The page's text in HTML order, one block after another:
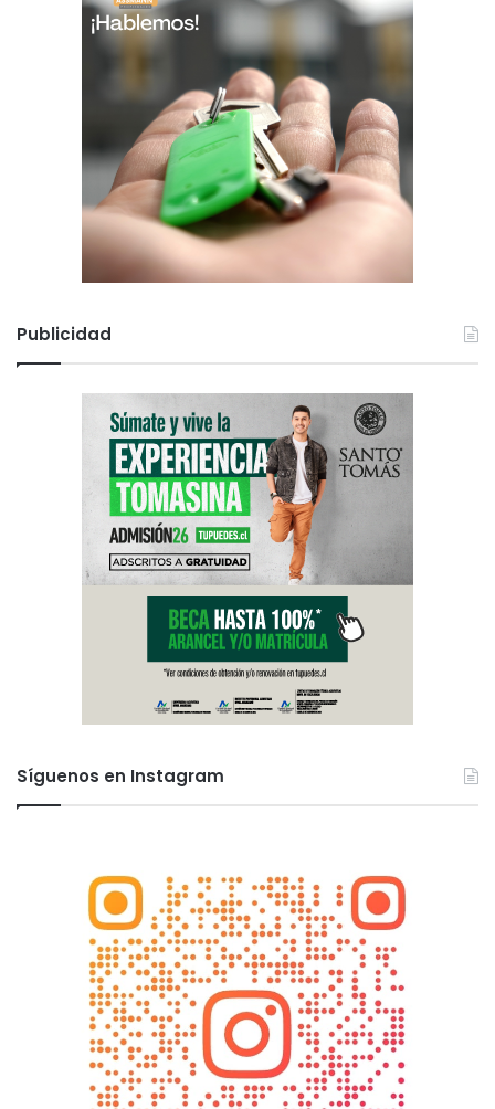
Publicidad
Síguenos en Instagram